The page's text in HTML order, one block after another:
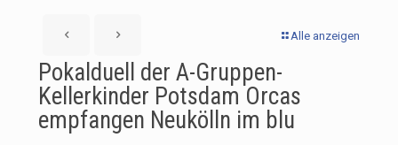
Alle anzeigen
Pokalduell der A-Gruppen-
Kellerkinder Potsdam Orcas
empfangen Neukölln im blu